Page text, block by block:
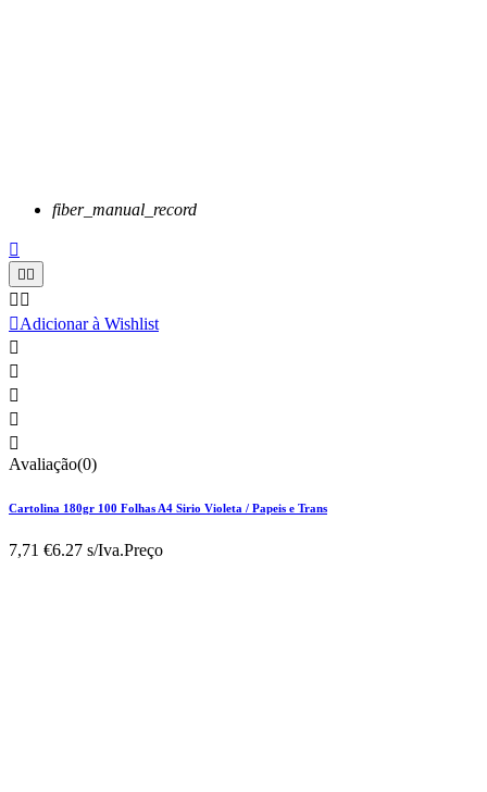
fiber_manual_record


 
Adicionar à Wishlist





Avaliação(0)
Cartolina 180gr 100 Folhas A4 Sirio Violeta / Papeis e Trans
7,71 €6.27 s/Iva.Preço